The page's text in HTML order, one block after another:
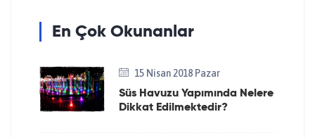
En Çok Okunanlar
15 Nisan 2018 Pazar
Süs Havuzu Yapımında Nelere
Dikkat Edilmektedir?